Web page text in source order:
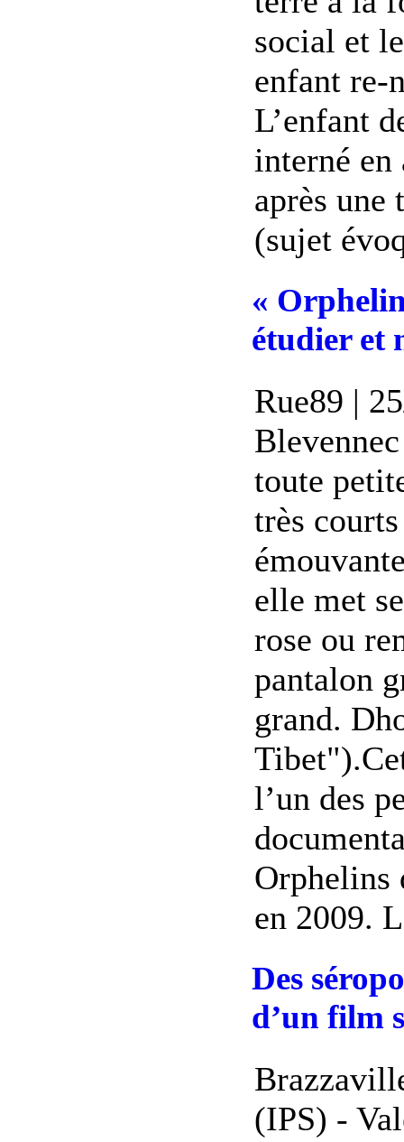
social et
enfant re-
L’enfant
interné
après une
(sujet
«
étudier et
Rue89 |
toute
très
elle met
rose ou
pantalon
grand.
l’un des
Orphelins
en 2009.
Des
d’un film
(IPS) -